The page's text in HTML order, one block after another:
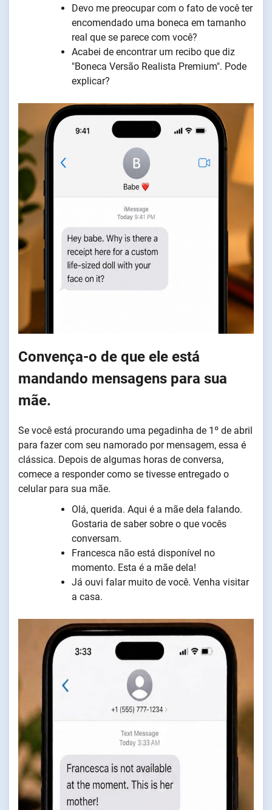
Devo me preocupar com o fato de você ter
encomendado uma boneca em tamanho
real que se parece com você?
Acabei de encontrar um recibo que diz
"Boneca Versão Realista Premium". Pode
explicar?
Convença-o de que ele está
mandando mensagens para sua
mãe.
Se você está procurando uma pegadinha de 1º de abril
para fazer com seu namorado por mensagem, essa é
clássica. Depois de algumas horas de conversa,
comece a responder como se tivesse entregado o
celular para sua mãe.
Olá, querida. Aqui é a mãe dela falando.
Gostaria de saber sobre o que vocês
conversam.
Francesca não está disponível no
momento. Esta é a mãe dela!
Já ouvi falar muito de você. Venha visitar
a casa.